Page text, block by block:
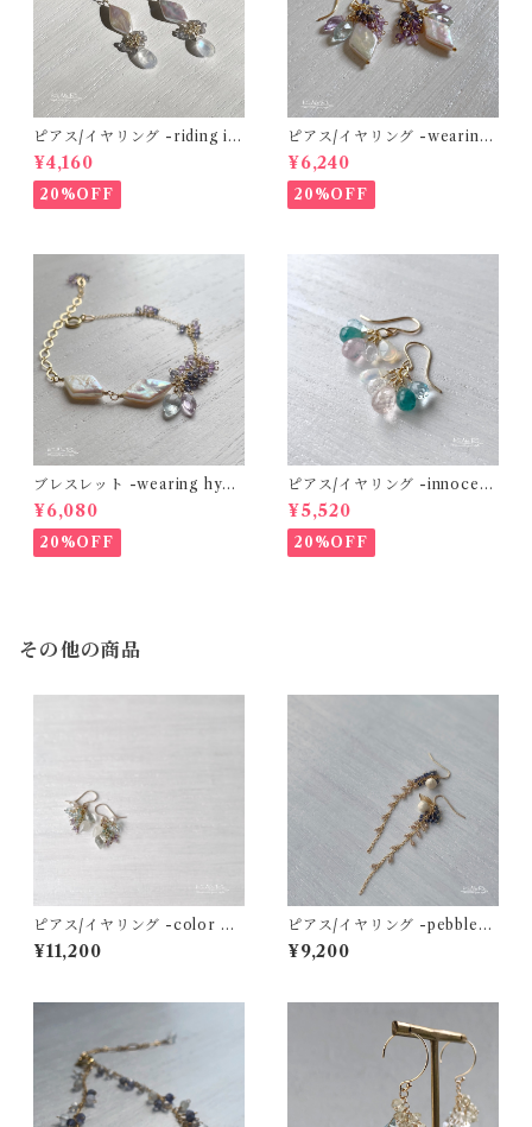
ピアス/イヤリング -riding in
the clouds- 淡水パール×レイ
ンボームーンストーン×グレー
スピネル 14kgf
¥4,160
20%OFF
ピアス/イヤリング -wearing
hydrangea color- 淡水パー
ル×アクアマリン×アメジスト×
アイオライト 14kgf
¥6,240
20%OFF
ブレスレット -wearing hydr
angea color- 淡水パール×ア
クアマリン×アメジスト×アイ
オライト 14kgf
¥6,080
20%OFF
ピアス/イヤリング -innocent
love- モルガナイト×グランデ
ィディエライト×エチオピアン
オパール 14kgf
¥5,520
20%OFF
その他の商品
ピアス/イヤリング -color of
raindrops and hydrangeas-
グリーンアメジスト×ムーンス
¥11,200
ピアス/イヤリング -pebbles
on the seaside- リバースト
ーン×アイオライト×ジルコン 1
¥9,200